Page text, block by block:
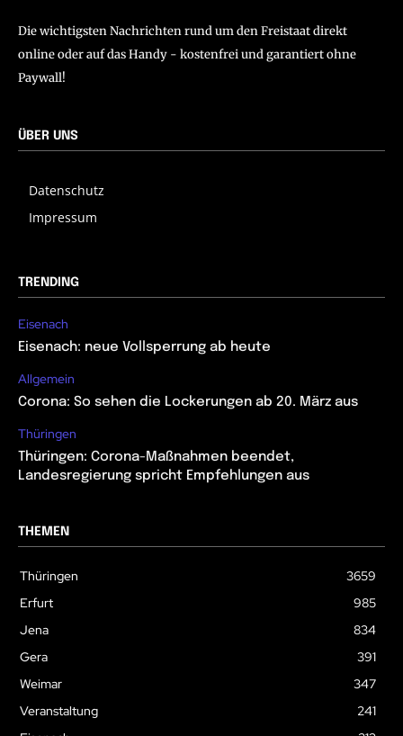
Die wichtigsten Nachrichten rund um den Freistaat direkt
online oder auf das Handy - kostenfrei und garantiert ohne
Paywall!
ÜBER UNS
Datenschutz
Impressum
TRENDING
Eisenach
Eisenach: neue Vollsperrung ab heute
Allgemein
Corona: So sehen die Lockerungen ab 20. März aus
Thüringen
Thüringen: Corona-Maßnahmen beendet,
Landesregierung spricht Empfehlungen aus
THEMEN
Thüringen
3659
Erfurt
985
Jena
834
Gera
391
Weimar
347
Veranstaltung
241